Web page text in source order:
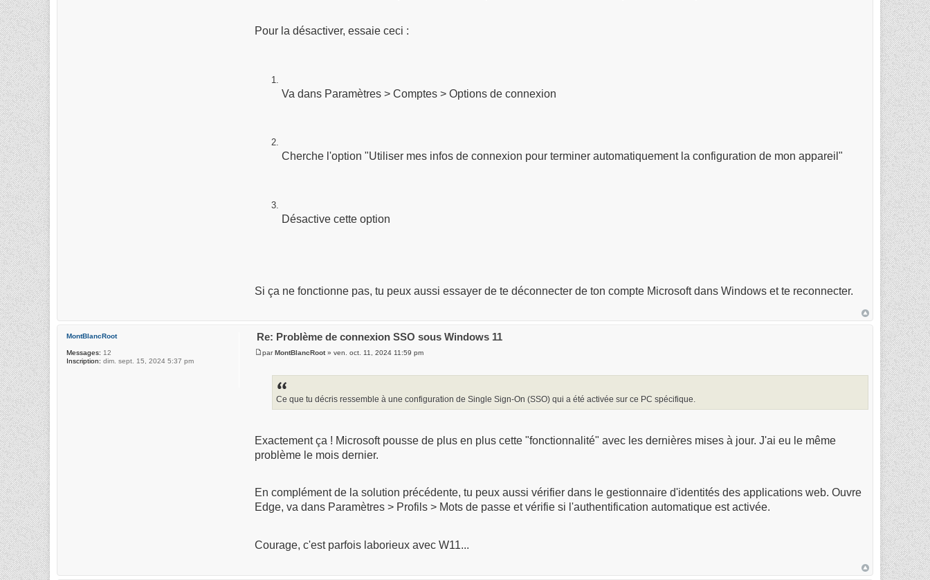
Pour la désactiver, essaie ceci :
Va dans Paramètres > Comptes > Options de connexion
Cherche l'option "Utiliser mes infos de connexion pour terminer automatiquement la configuration de mon appareil"
Désactive cette option
Si ça ne fonctionne pas, tu peux aussi essayer de te déconnecter de ton compte Microsoft dans Windows et te reconnecter.
Re: Problème de connexion SSO sous Windows 11
parMontBlancRoot» ven. oct. 11, 2024 11:59 pm
Ce que tu décris ressemble à une configuration de Single Sign-On (SSO) qui a été activée sur ce PC spécifique.
Exactement ça ! Microsoft pousse de plus en plus cette "fonctionnalité" avec les dernières mises à jour. J'ai eu le même
problème le mois dernier.
En complément de la solution précédente, tu peux aussi vérifier dans le gestionnaire d'identités des applications web. Ouvre
Edge, va dans Paramètres > Profils > Mots de passe et vérifie si l'authentification automatique est activée.
Courage, c'est parfois laborieux avec W11...
MontBlancRoot
Messages: 12
Inscription: dim. sept. 15, 2024 5:37 pm